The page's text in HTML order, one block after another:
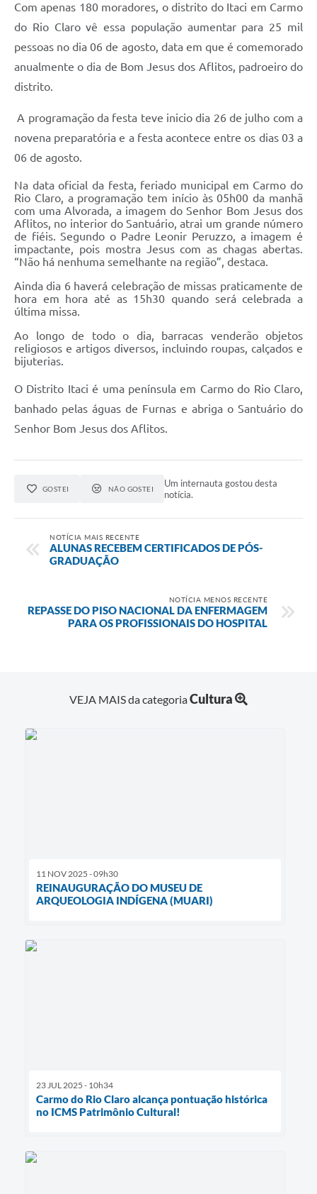
Com apenas 180 moradores, o distrito do Itaci em Carmo
do Rio Claro vê essa população aumentar para 25 mil
pessoas no dia 06 de agosto, data em que é comemorado
anualmente o dia de Bom Jesus dos Aflitos, padroeiro do
distrito.
A programação da festa teve inicio dia 26 de julho com a
novena preparatória e a festa acontece entre os dias 03 a
06 de agosto.
Na data oficial da festa, feriado municipal em Carmo do
Rio Claro, a programação tem início às 05h00 da manhã
com uma Alvorada, a imagem do Senhor Bom Jesus dos
Aflitos, no interior do Santuário, atrai um grande número
de fiéis. Segundo o Padre Leonir Peruzzo, a imagem é
impactante, pois mostra Jesus com as chagas abertas.
“Não há nenhuma semelhante na região”, destaca.
Ainda dia 6 haverá celebração de missas praticamente de
hora em hora até as 15h30 quando será celebrada a
última missa.
Ao longo de todo o dia, barracas venderão objetos
religiosos e artigos diversos, incluindo roupas, calçados e
bijuterias.
O Distrito Itaci é uma península em Carmo do Rio Claro,
banhado pelas águas de Furnas e abriga o Santuário do
Senhor Bom Jesus dos Aflitos.
GOSTEI NÃO GOSTEI
Um internauta gostou desta
notícia.
NOTÍCIA MAIS RECENTE
ALUNAS RECEBEM CERTIFICADOS DE PÓS-
GRADUAÇÃO
NOTÍCIA MENOS RECENTE
REPASSE DO PISO NACIONAL DA ENFERMAGEM
PARA OS PROFISSIONAIS DO HOSPITAL
VEJA MAIS da categoriaCultura
11 NOV 2025 - 09h30
REINAUGURAÇÃO DO MUSEU DE
ARQUEOLOGIA INDÍGENA (MUARI)
23 JUL 2025 - 10h34
Carmo do Rio Claro alcança pontuação histórica
no ICMS Patrimônio Cultural!